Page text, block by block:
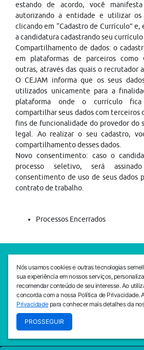
estando de acordo, você
autorizando a entidade e utilizar os
clicando em “Cadastro de Currículo”
a candidatura cadastrando seu
Compartilhamento de dados: o
em plataformas de parceiros como
outras, através das quais o recrutador
O CEJAM informa que os seus
utilizados unicamente para a
plataforma onde o currículo fica
compartilhar seus dados com terceiros
fins de funcionalidade do provedor do
legal. Ao realizar o seu cadastro,
compartilhamento desses dados.
Novo consentimento: caso o
processo seletivo, será
consentimento de uso de seus dados
contrato de trabalho.
Processos Encerrados
SEDE CEJAM
Av. da Liberdade, 765, Liberdade, São
(11) 3469 - 1818
INSTITUTO CEJAM
Av. da Liberdade, 765, Liberdade, São
Nós usamos cookies e outras tecnologias
sua experiência em nossos serviços,
recomendar conteúdo de seu interesse. Ao
concorda com a nossa Política de Privacidade.
Privacidadepara conhecer mais detalhes da
PROSSEGUIR